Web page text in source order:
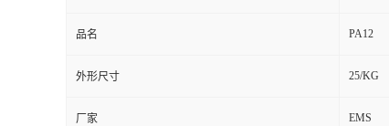
品名 PA12
外形尺寸 25/KG
厂家 EMS